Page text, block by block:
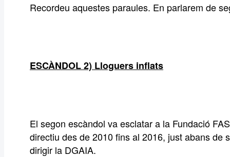
Recordeu aquestes paraules. En parlarem de
ESCÀNDOL 2) Lloguers inflats
El segon escàndol va esclatar a la Fundació
directiu des de 2010 fins al 2016, just abans de
dirigir la DGAIA.